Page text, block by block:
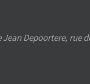
Depoortere, rue